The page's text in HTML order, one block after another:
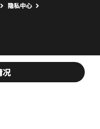
况
隐私中心
口